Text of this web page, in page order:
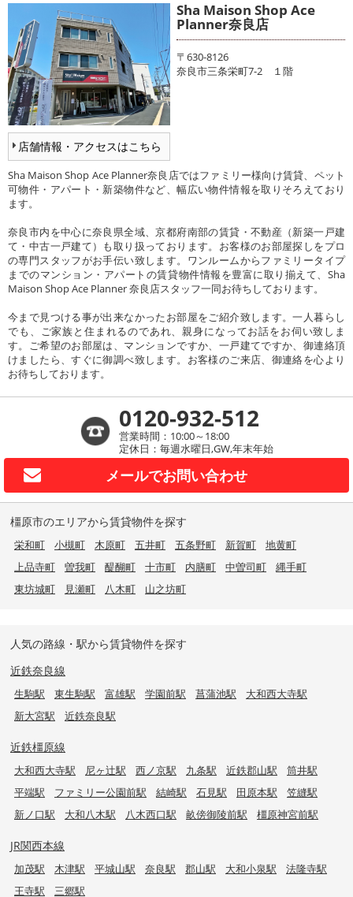
店舗情報・アクセスはこちら
Sha Maison Shop Ace
Planner奈良店
〒630-8126
奈良市三条栄町7-2 １階
Sha Maison Shop Ace Planner奈良店ではファミリー様向け賃貸、ペット
可物件・アパート・新築物件など、幅広い物件情報を取りそろえており
ます。
奈良市内を中心に奈良県全域、京都府南部の賃貸・不動産（新築一戸建
て・中古一戸建て）も取り扱っております。お客様のお部屋探しをプロ
の専門スタッフがお手伝い致します。ワンルームからファミリータイプ
までのマンション・アパートの賃貸物件情報を豊富に取り揃えて、Sha
Maison Shop Ace Planner 奈良店スタッフ一同お待ちしております。
今まで見つける事が出来なかったお部屋をご紹介致します。一人暮らし
でも、ご家族と住まれるのであれ、親身になってお話をお伺い致しま
す。ご希望のお部屋は、マンションですか、一戸建てですか、御連絡頂
けましたら、すぐに御調べ致します。お客様のご来店、御連絡を心より
お待ちしております。
0120-932-512
営業時間：10:00～18:00
定休日：毎週水曜日,GW,年末年始
メールでお問い合わせ
橿原市のエリアから賃貸物件を探す
栄和町 小槻町 木原町 五井町 五条野町 新賀町
地黄町
上品寺町
曽我町 醍醐町 十市町 内膳町 中曽司町
縄手町
東坊城町
見瀬町 八木町 山之坊町
人気の路線・駅から賃貸物件を探す
近鉄奈良線
生駒駅 東生駒駅 富雄駅 学園前駅 菖蒲池駅
大和西大寺駅
新大宮駅
近鉄奈良駅
近鉄橿原線
大和西大寺駅 尼ヶ辻駅 西ノ京駅 九条駅 近鉄郡山駅
筒井駅
平端駅
ファミリー公園前駅 結崎駅 石見駅 田原本駅
笠縫駅
新ノ口駅
大和八木駅 八木西口駅 畝傍御陵前駅 橿原神宮前駅
JR関西本線
加茂駅 木津駅 平城山駅 奈良駅 郡山駅 大和小泉駅
法隆寺駅
王寺駅
三郷駅